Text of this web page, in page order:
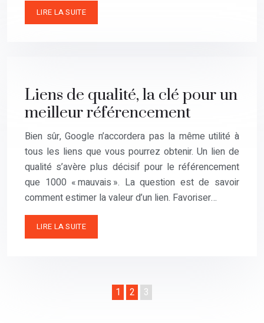
LIRE LA SUITE
Liens de qualité, la clé pour un
meilleur référencement
Bien sûr, Google n’accordera pas la même utilité à
tous les liens que vous pourrez obtenir. Un lien de
qualité s’avère plus décisif pour le référencement
que 1000 « mauvais ». La question est de savoir
comment estimer la valeur d’un lien. Favoriser…
LIRE LA SUITE
1 2 3